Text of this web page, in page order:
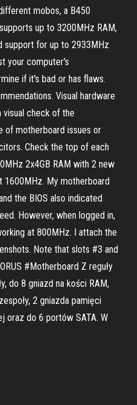
mobos, a B450
up to 3200MHz RAM,
support for up to 2933MHz
your computer's
if it's bad or has flaws.
Visual hardware
check of the
of motherboard issues or
Check the top of each
2x4GB RAM with 2 new
1600MHz. My motherboard
the BIOS also indicated
However, when logged in,
at 800MHz. I attach the
Note that slots #3 and
#Motherboard Z reguły
do 8 gniazd na kości RAM,
2 gniazda pamięci
oraz do 6 portów SATA. W